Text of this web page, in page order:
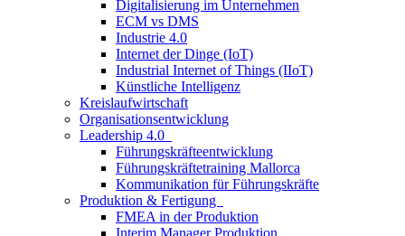
Digitalisierung im Unternehmen
ECM vs DMS
Industrie 4.0
Internet der Dinge (IoT)
Industrial Internet of Things (IIoT)
Künstliche Intelligenz
Kreislaufwirtschaft
Organisationsentwicklung
Leadership 4.0
Führungskräfteentwicklung
Führungskräftetraining Mallorca
Kommunikation für Führungskräfte
Produktion & Fertigung
FMEA in der Produktion
Interim Manager Produktion